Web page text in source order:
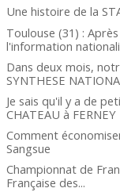
Une histoire de la
Toulouse (31) :
l'information
Dans deux mois,
SYNTHESE
Je sais qu'il y a de
CHATEAU à FERNEY
Comment
Sangsue
Championnat de
Française des...